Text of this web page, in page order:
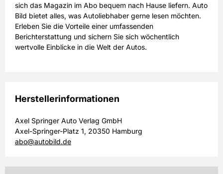
sich das Magazin im Abo bequem nach Hause liefern. Auto
Bild bietet alles, was Autoliebhaber gerne lesen möchten.
Erleben Sie die Vorteile einer umfassenden
Berichterstattung und sichern Sie sich wöchentlich
wertvolle Einblicke in die Welt der Autos.
Herstellerinformationen
Axel Springer Auto Verlag GmbH
Axel-Springer-Platz 1, 20350 Hamburg
abo@autobild.de